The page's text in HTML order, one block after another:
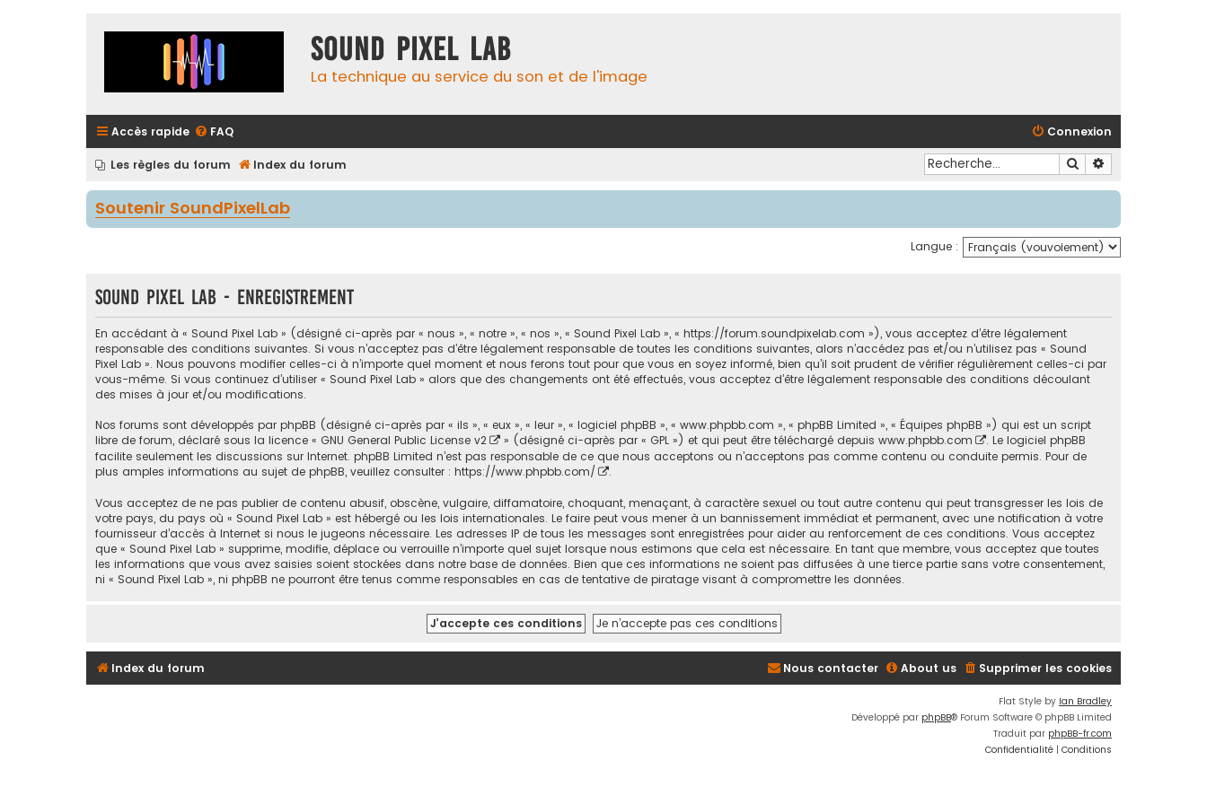
Sound Pixel Lab
La technique au service du son et de l'image
Accès rapide FAQ Connexion
Les règles du forum Index du forum Rechercher
Soutenir SoundPixelLab
Langue :
Sound Pixel Lab - Enregistrement
En accédant à « Sound Pixel Lab » (désigné ci-après par « nous », « notre », « nos », « Sound Pixel Lab », « https://forum.soundpixelab.com »), vous acceptez d’être légalement
responsable des conditions suivantes. Si vous n’acceptez pas d’être légalement responsable de toutes les conditions suivantes, alors n’accédez pas et/ou n’utilisez pas « Sound
Pixel Lab ». Nous pouvons modifier celles-ci à n’importe quel moment et nous ferons tout pour que vous en soyez informé, bien qu’il soit prudent de vérifier régulièrement celles-ci par
vous-même. Si vous continuez d’utiliser « Sound Pixel Lab » alors que des changements ont été effectués, vous acceptez d’être légalement responsable des conditions découlant
des mises à jour et/ou modifications.
Nos forums sont développés par phpBB (désigné ci-après par « ils », « eux », « leur », « logiciel phpBB », « www.phpbb.com », « phpBB Limited », « Équipes phpBB ») qui est un script
libre de forum, déclaré sous la licence « GNU General Public License v2 » (désigné ci-après par « GPL ») et qui peut être téléchargé depuis www.phpbb.com
. Le logiciel phpBB
facilite seulement les discussions sur Internet. phpBB Limited n’est pas responsable de ce que nous acceptons ou n’acceptons pas comme contenu ou conduite permis. Pour de
plus amples informations au sujet de phpBB, veuillez consulter : https://www.phpbb.com/ .
Vous acceptez de ne pas publier de contenu abusif, obscène, vulgaire, diffamatoire, choquant, menaçant, à caractère sexuel ou tout autre contenu qui peut transgresser les lois de
votre pays, du pays où « Sound Pixel Lab » est hébergé ou les lois internationales. Le faire peut vous mener à un bannissement immédiat et permanent, avec une notification à votre
fournisseur d’accès à Internet si nous le jugeons nécessaire. Les adresses IP de tous les messages sont enregistrées pour aider au renforcement de ces conditions. Vous acceptez
que « Sound Pixel Lab » supprime, modifie, déplace ou verrouille n’importe quel sujet lorsque nous estimons que cela est nécessaire. En tant que membre, vous acceptez que toutes
les informations que vous avez saisies soient stockées dans notre base de données. Bien que ces informations ne soient pas diffusées à une tierce partie sans votre consentement,
ni « Sound Pixel Lab », ni phpBB ne pourront être tenus comme responsables en cas de tentative de piratage visant à compromettre les données.
Index du forum Supprimer les cookies
About us
Nous contacter
Flat Style by Ian Bradley
Développé par phpBB® Forum Software © phpBB Limited
Traduit par phpBB-fr.com
Confidentialité | Conditions